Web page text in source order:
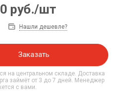
руб./шт
Нашли дешевле?
Заказать
на центральном складе. Доставка
займёт от 3 до 7 дней. Менеджер
с вами.